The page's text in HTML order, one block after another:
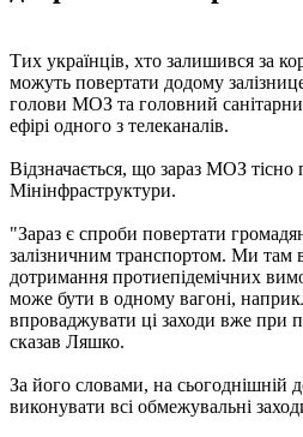
Тих українців, хто залишився за
можуть повертати додому
голови МОЗ та головний
ефірі одного з телеканалів.
Відзначається, що зараз МОЗ тісно
Мінінфраструктури.
"Зараз є спроби повертати
залізничним транспортом. Ми там
дотримання протиепідемічних
може бути в одному вагоні,
впроваджувати ці заходи вже при
сказав Ляшко.
За його словами, на сьогоднішній
виконувати всі обмежувальні